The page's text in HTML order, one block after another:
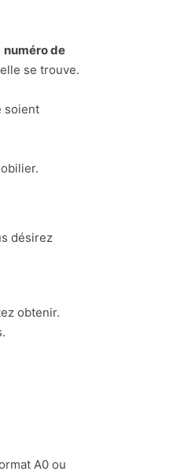
numéro de
se trouve.
soient
désirez
obtenir.
A0 ou